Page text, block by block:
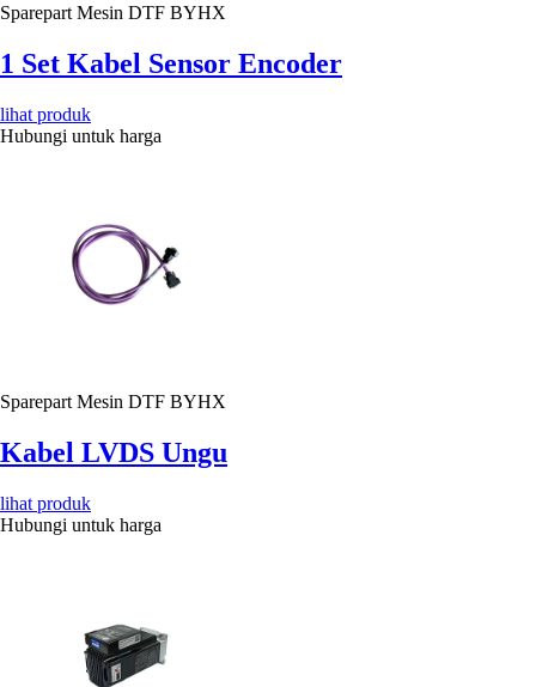
Sparepart Mesin DTF BYHX
1 Set Kabel Sensor Encoder
lihat produk
Hubungi untuk harga
Sparepart Mesin DTF BYHX
Kabel LVDS Ungu
lihat produk
Hubungi untuk harga